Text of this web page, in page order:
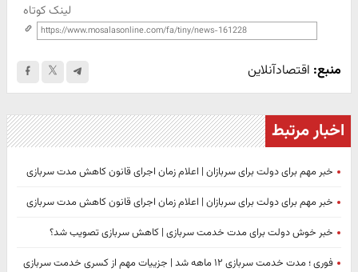
لینک کوتاه
منبع: اقتصادآنلاین
اخبار مرتبط
خبر مهم برای دولت برای سربازان | اعلام زمان اجرای قانون کاهش مدت سربازی
خبر مهم برای دولت برای سربازان | اعلام زمان اجرای قانون کاهش مدت سربازی
خبر خوش دولت برای مدت خدمت سربازی | کاهش سربازی تصویب شد؟
فوری ؛ مدت خدمت سربازی ۱۲ ماهه شد | جزییات مهم از کسری خدمت سربازی